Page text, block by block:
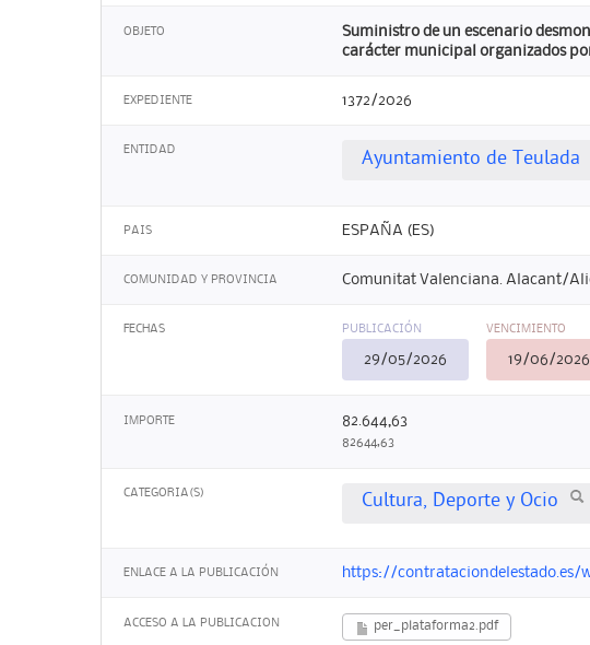
OBJETO
Suministro de un escenario
carácter municipal organizados
EXPEDIENTE 1372/2026
ENTIDAD Ayuntamiento de Teulada
PAIS ESPAÑA (ES)
COMUNIDAD Y PROVINCIA Comunitat Valenciana. Alacant/
FECHAS PUBLICACIÓN
29/05/2026
VENCIMIENTO
19/06/2026
IMPORTE 82.644,63
82644,63
CATEGORIA(S) Cultura, Deporte y Ocio
ENLACE A LA PUBLICACIÓN https://contrataciondelestado.es/
ACCESO A LA PUBLICACION per_plataforma2.pdf